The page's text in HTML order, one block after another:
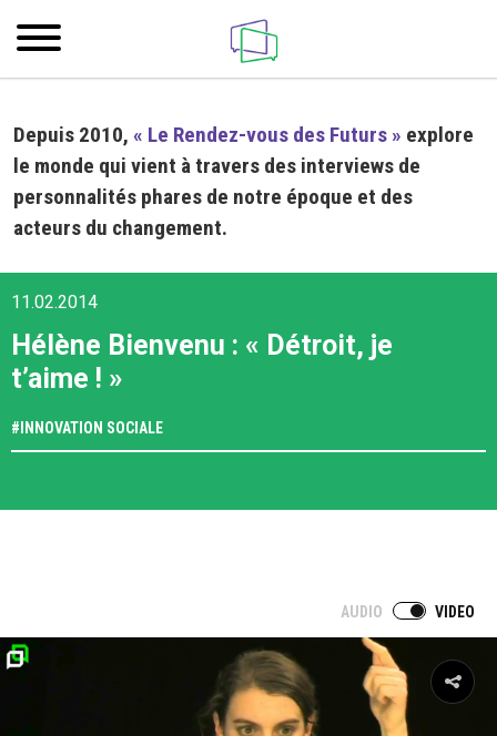
Depuis 2010, « Le Rendez-vous des Futurs » explore
le monde qui vient à travers des interviews de
personnalités phares de notre époque et des
acteurs du changement.
11.02.2014
Hélène Bienvenu : « Détroit, je
t’aime ! »
# INNOVATION SOCIALE
AUDIO VIDEO